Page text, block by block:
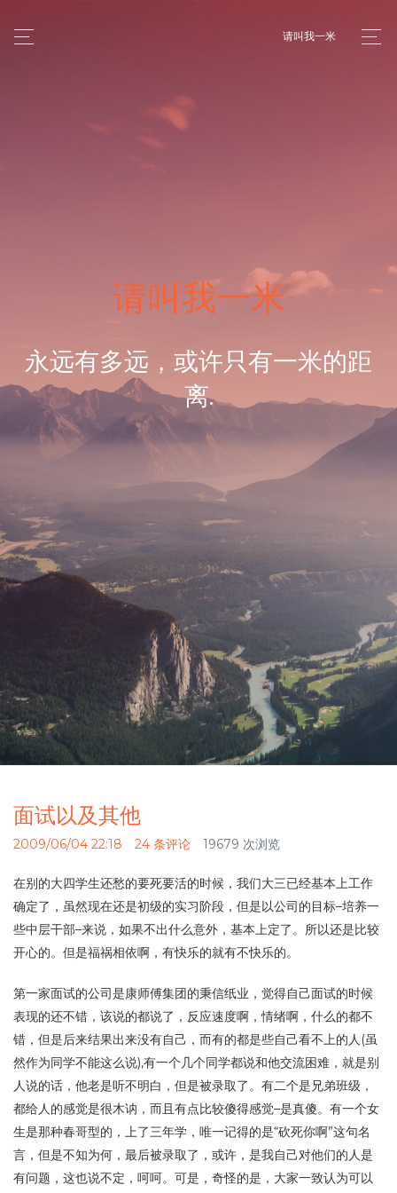
请叫我一米
请叫我一米
永远有多远，或许只有一米的距
离.
面试以及其他
2009/06/04 22:18 24 条评论 19679 次浏览
在别的大四学生还愁的要死要活的时候，我们大三已经基本上工作
确定了，虽然现在还是初级的实习阶段，但是以公司的目标–培养一
些中层干部–来说，如果不出什么意外，基本上定了。所以还是比较
开心的。但是福祸相依啊，有快乐的就有不快乐的。
第一家面试的公司是康师傅集团的秉信纸业，觉得自己面试的时候
表现的还不错，该说的都说了，反应速度啊，情绪啊，什么的都不
错，但是后来结果出来没有自己，而有的都是些自己看不上的人(虽
然作为同学不能这么说),有一个几个同学都说和他交流困难，就是别
人说的话，他老是听不明白，但是被录取了。有二个是兄弟班级，
都给人的感觉是很木讷，而且有点比较傻得感觉–是真傻。有一个女
生是那种春哥型的，上了三年学，唯一记得的是“砍死你啊”这句名
言，但是不知为何，最后被录取了，或许，是我自己对他们的人是
有问题，这也说不定，呵呵。可是，奇怪的是，大家一致认为可以